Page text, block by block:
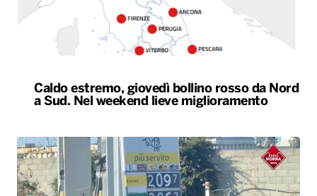
Caldo estremo, giovedì bollino rosso da Nord
a Sud. Nel weekend lieve miglioramento